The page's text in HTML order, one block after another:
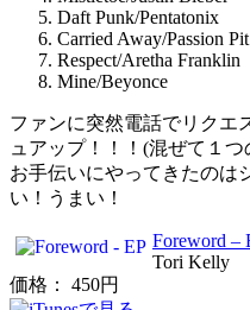
Daft Punk/Pentatonix
Carried Away/Passion Pit
Respect/Aretha Franklin
Mine/Beyonce
ファンに突然電話でリクエ
ュアップ！！！(混ぜて１
お手伝いにやってきたのは
い！うまい！
Foreword –
Tori Kelly
価格： 450円